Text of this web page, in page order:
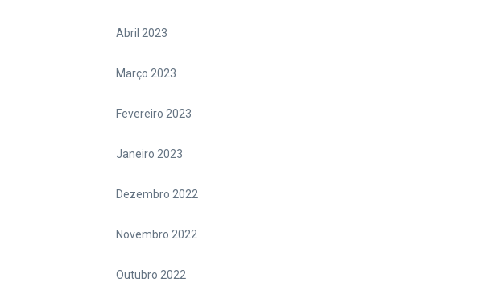
Abril 2023
Março 2023
Fevereiro 2023
Janeiro 2023
Dezembro 2022
Novembro 2022
Outubro 2022